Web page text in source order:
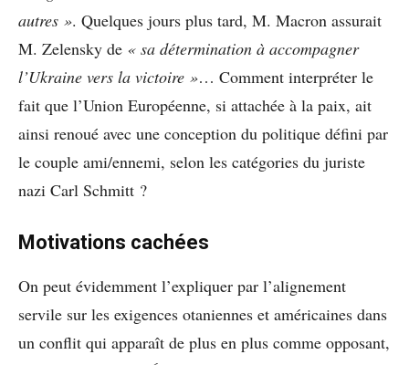
autres ». Quelques jours plus tard, M. Macron assurait
M. Zelensky de « sa détermination à accompagner
l’Ukraine vers la victoire »… Comment interpréter le
fait que l’Union Européenne, si attachée à la paix, ait
ainsi renoué avec une conception du politique défini par
le couple ami/ennemi, selon les catégories du juriste
nazi Carl Schmitt ?
Motivations cachées
On peut évidemment l’expliquer par l’alignement
servile sur les exigences otaniennes et américaines dans
un conflit qui apparaît de plus en plus comme opposant,